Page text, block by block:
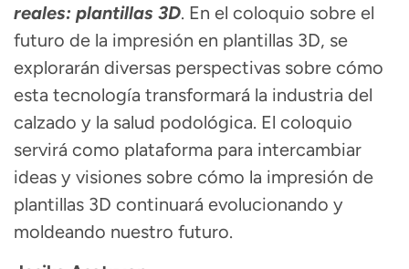
reales: plantillas 3D. En el coloquio sobre el
futuro de la impresión en plantillas 3D, se
explorarán diversas perspectivas sobre cómo
esta tecnología transformará la industria del
calzado y la salud podológica. El coloquio
servirá como plataforma para intercambiar
ideas y visiones sobre cómo la impresión de
plantillas 3D continuará evolucionando y
moldeando nuestro futuro.